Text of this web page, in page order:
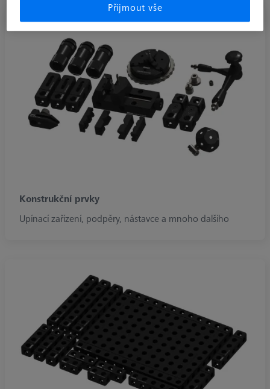
Konstrukční prvky
Upínací zařízení, podpěry, nástavce a mnoho dalšího
Přijmout vše